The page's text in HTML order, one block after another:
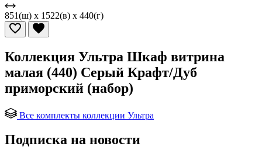
851(ш) x 1522(в) x 440(г)
Коллекция Ультра Шкаф витрина
малая (440) Серый Крафт/Дуб
приморский (набор)
Все комплекты коллекции Ультра
Подписка на новости